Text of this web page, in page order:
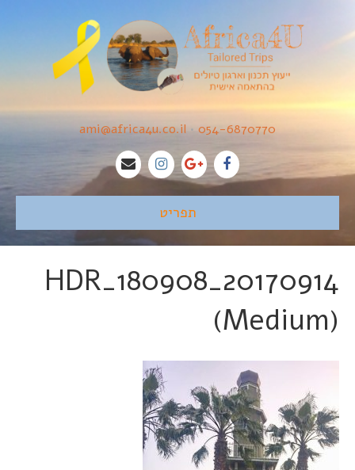
054-6870770
•
ami@africa4u.co.il
תפריט
20170914_180908_HDR
(Medium)